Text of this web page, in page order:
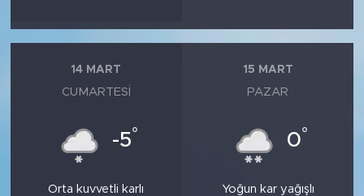
14 MART
CUMARTESI
-5°
Orta kuvvetli karlı
15 MART
PAZAR
0°
Yoğun kar yağışlı